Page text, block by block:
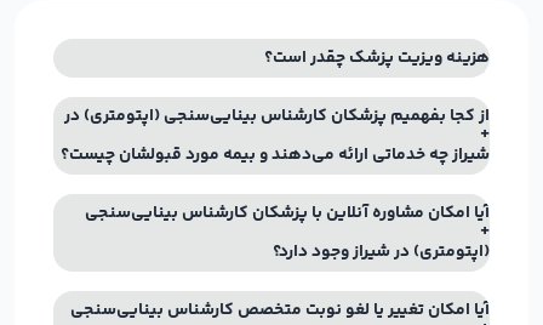
هزینه ویزیت پزشک چقدر است؟
از کجا بفهمیم پزشکان کارشناس بینایی‌سنجی (اپتومتری) در
شیراز چه خدماتی ارائه می‌دهند و بیمه مورد قبولشان چیست؟
آیا امکان مشاوره آنلاین با پزشکان کارشناس بینایی‌سنجی
(اپتومتری) در شیراز وجود دارد؟
آیا امکان تغییر یا لغو نوبت متخصص کارشناس بینایی‌سنجی